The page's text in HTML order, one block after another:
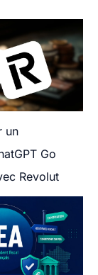
un
Go
Revolut